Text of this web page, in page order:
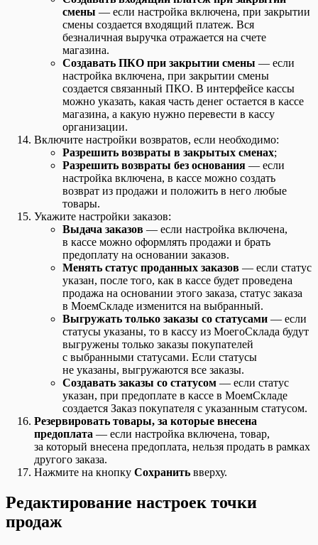
смены — если настройка включена, при закрытии
смены создается входящий платеж. Вся
безналичная выручка отражается на счете
магазина.
Создавать ПКО при закрытии смены — если
настройка включена, при закрытии смены
создается связанный ПКО. В интерфейсе кассы
можно указать, какая часть денег остается в кассе
магазина, а какую нужно перевести в кассу
организации.
Включите настройки возвратов, если необходимо:
Разрешить возвраты в закрытых сменах;
Разрешить возвраты без основания — если
настройка включена, в кассе можно создать
возврат из продажи и положить в него любые
товары.
Укажите настройки заказов:
Выдача заказов — если настройка включена,
в кассе можно оформлять продажи и брать
предоплату на основании заказов.
Менять статус проданных заказов — если статус
указан, после того, как в кассе будет проведена
продажа на основании этого заказа, статус заказа
в МоемСкладе изменится на выбранный.
Выгружать только заказы со статусами — если
статусы указаны, то в кассу из МоегоСклада будут
выгружены только заказы покупателей
с выбранными статусами. Если статусы
не указаны, выгружаются все заказы.
Создавать заказы со статусом — если статус
указан, при предоплате в кассе в МоемСкладе
создается Заказ покупателя с указанным статусом.
Резервировать товары, за которые внесена
предоплата — если настройка включена, товар,
за который внесена предоплата, нельзя продать в рамках
другого заказа.
Нажмите на кнопку Сохранить вверху.
Редактирование настроек точки
продаж